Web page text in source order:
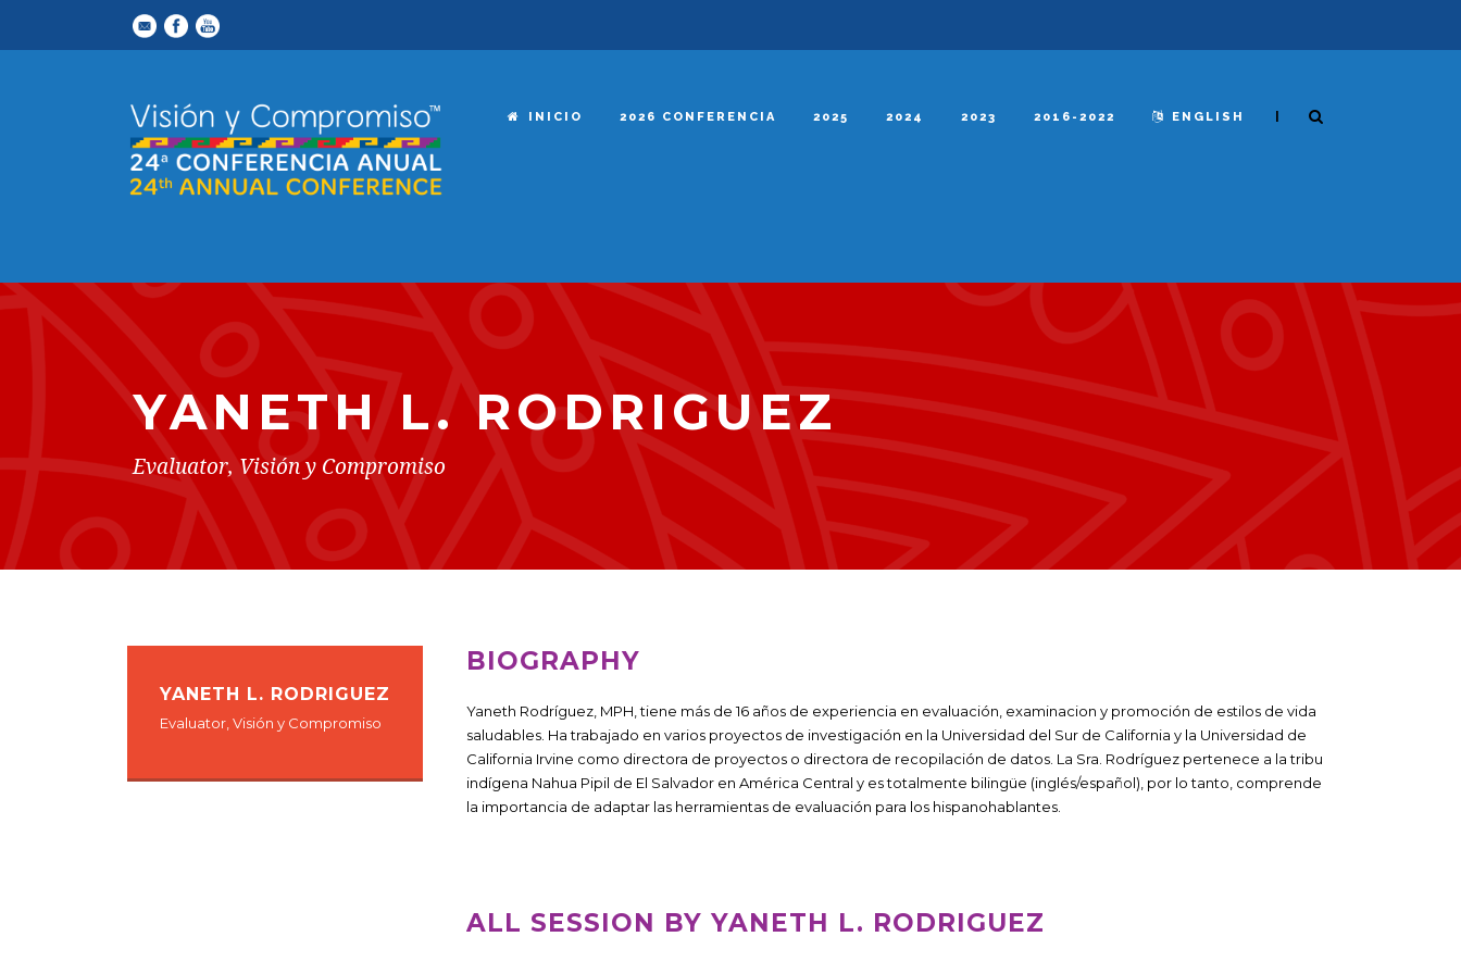
INICIO 2026 CONFERENCIA 2025 2024 2023 2016-2022 ENGLISH |
YANETH L. RODRIGUEZ
Evaluator, Visión y Compromiso
YANETH L. RODRIGUEZ
Evaluator, Visión y Compromiso
BIOGRAPHY
Yaneth Rodríguez, MPH, tiene más de 16 años de experiencia en evaluación, examinacion y promoción de estilos de vida
saludables. Ha trabajado en varios proyectos de investigación en la Universidad del Sur de California y la Universidad de
California Irvine como directora de proyectos o directora de recopilación de datos. La Sra. Rodríguez pertenece a la tribu
indígena Nahua Pipil de El Salvador en América Central y es totalmente bilingüe (inglés/español), por lo tanto, comprende
la importancia de adaptar las herramientas de evaluación para los hispanohablantes.
ALL SESSION BY YANETH L. RODRIGUEZ